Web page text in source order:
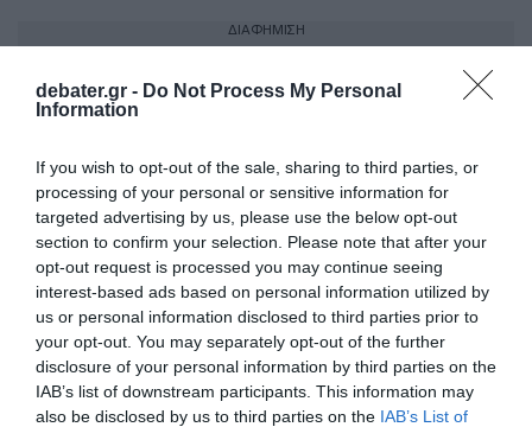
debater.gr - Do Not Process My Personal
Information
If you wish to opt-out of the sale, sharing to third parties, or
processing of your personal or sensitive information for
targeted advertising by us, please use the below opt-out
section to confirm your selection. Please note that after your
opt-out request is processed you may continue seeing
interest-based ads based on personal information utilized by
us or personal information disclosed to third parties prior to
your opt-out. You may separately opt-out of the further
disclosure of your personal information by third parties on the
IAB’s list of downstream participants. This information may
also be disclosed by us to third parties on the IAB’s List of
ΔΙΑΦΗΜΙΣΗ
Προσθήκη ως προτεινόμενη
πηγή στην Google